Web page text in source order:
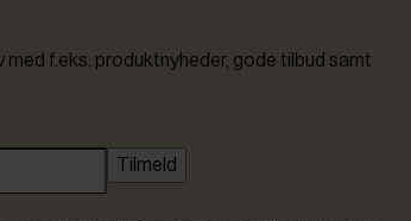
f.eks. produktnyheder, gode tilbud samt
Tilmeld